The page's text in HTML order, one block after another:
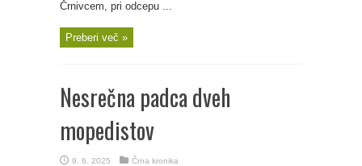
Črnivcem, pri odcepu ...
Preberi več »
Nesrečna padca dveh
mopedistov
9. 6. 2025 Črna kronika